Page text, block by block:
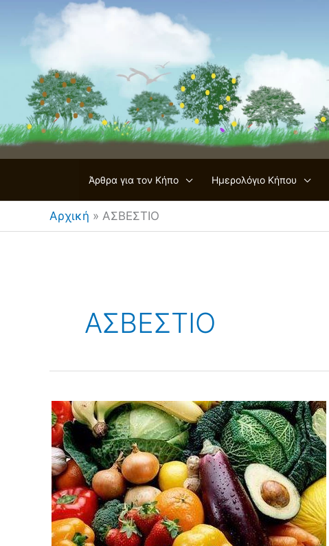
περιεχόμενο
Άρθρα για τον Κήπο Ημερολόγιο Κήπου
Αρχική » ΑΣΒΕΣΤΙΟ
ΑΣΒΕΣΤΙΟ